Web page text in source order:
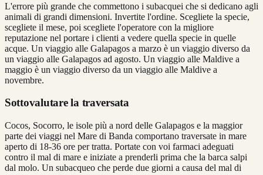
L'errore più grande che commettono i subacquei che si dedicano agli
animali di grandi dimensioni. Invertite l'ordine. Scegliete la specie,
scegliete il mese, poi scegliete l'operatore con la migliore
reputazione nel portare i clienti a vedere quella specie in quelle
acque. Un viaggio alle Galapagos a marzo è un viaggio diverso da
un viaggio alle Galapagos ad agosto. Un viaggio alle Maldive a
maggio è un viaggio diverso da un viaggio alle Maldive a
novembre.
Sottovalutare la traversata
Cocos, Socorro, le isole più a nord delle Galapagos e la maggior
parte dei viaggi nel Mare di Banda comportano traversate in mare
aperto di 18-36 ore per tratta. Portate con voi farmaci adeguati
contro il mal di mare e iniziate a prenderli prima che la barca salpi
dal molo. Un subacqueo che perde due giorni a causa del mal di